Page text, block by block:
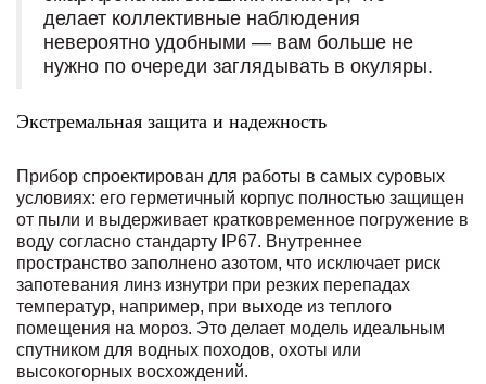
делает коллективные наблюдения
невероятно удобными — вам больше не
нужно по очереди заглядывать в окуляры.
Экстремальная защита и надежность
Прибор спроектирован для работы в самых суровых
условиях: его герметичный корпус полностью защищен
от пыли и выдерживает кратковременное погружение в
воду согласно стандарту IP67. Внутреннее
пространство заполнено азотом, что исключает риск
запотевания линз изнутри при резких перепадах
температур, например, при выходе из теплого
помещения на мороз. Это делает модель идеальным
спутником для водных походов, охоты или
высокогорных восхождений.